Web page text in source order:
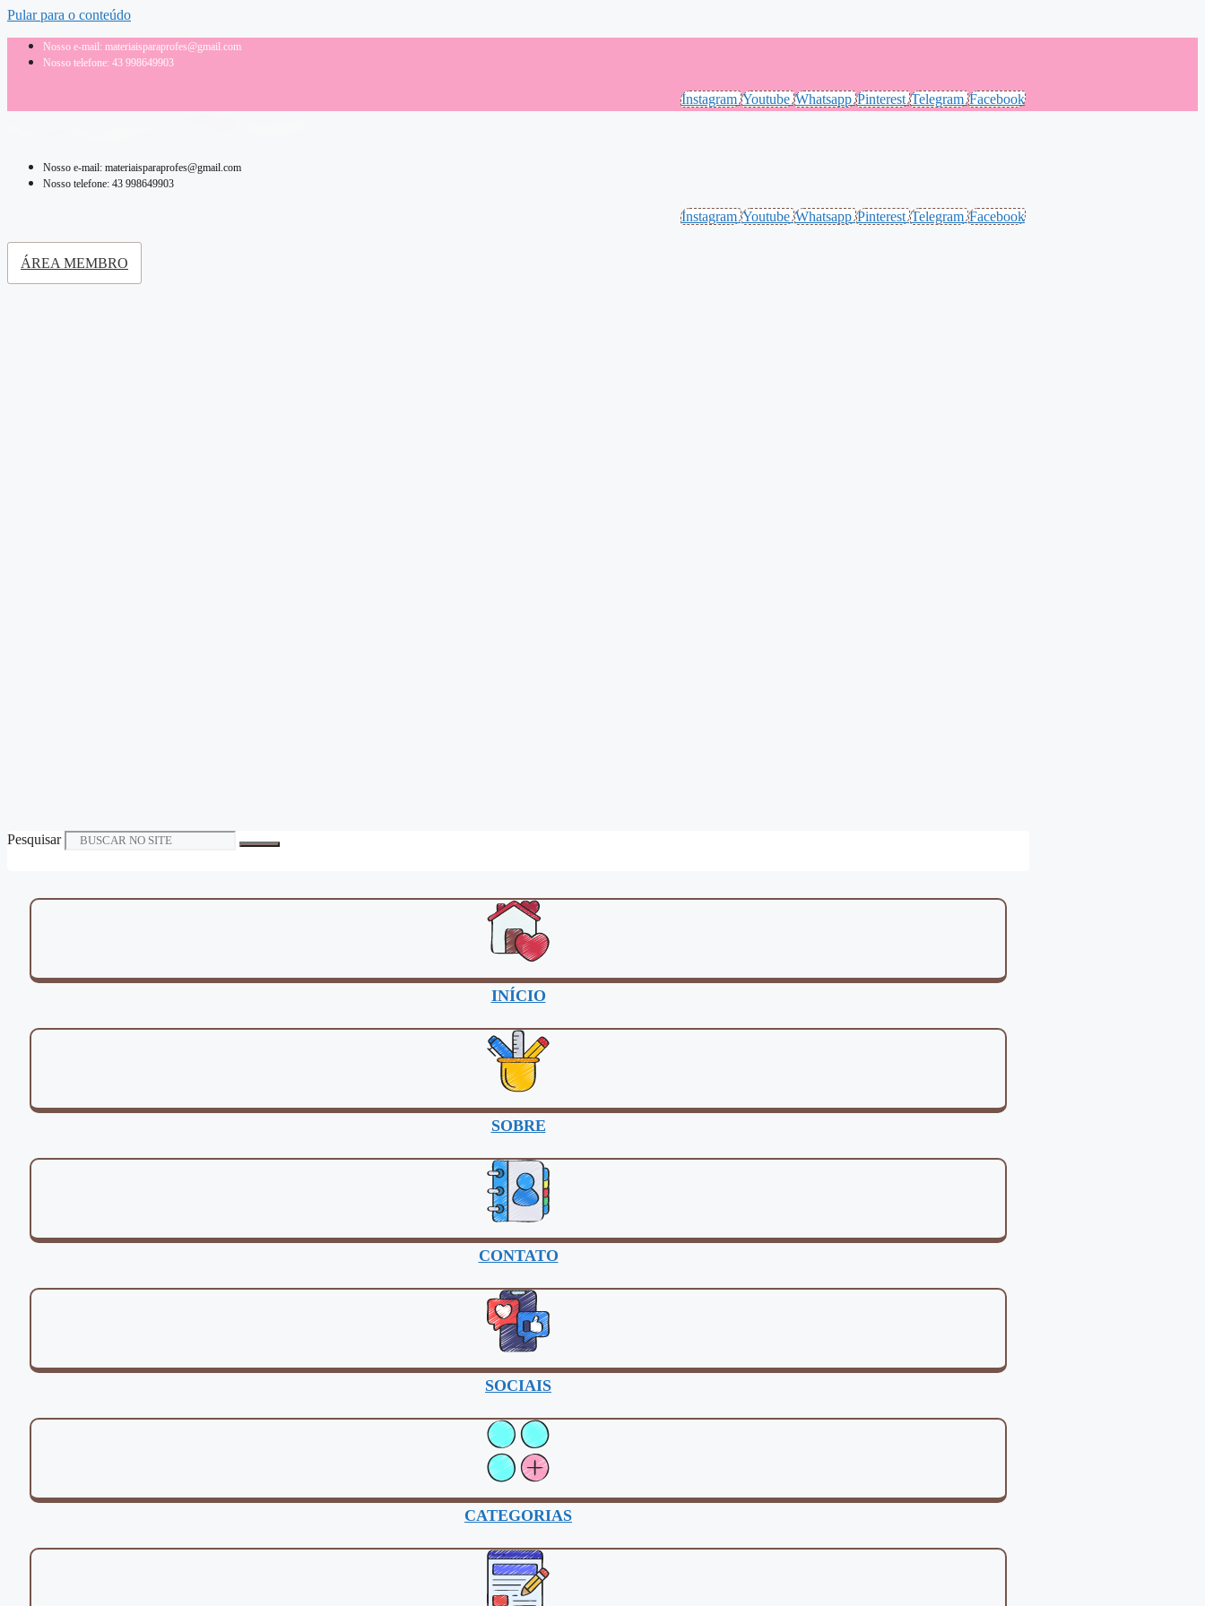
Pular para o conteúdo
Nosso e-mail: materiaisparaprofes@gmail.com
Nosso telefone: 43 998649903
Instagram Youtube Whatsapp Pinterest Telegram Facebook
Nosso e-mail: materiaisparaprofes@gmail.com
Nosso telefone: 43 998649903
Instagram Youtube Whatsapp Pinterest Telegram Facebook
ÁREA MEMBRO
Pesquisar
INÍCIO
SOBRE
CONTATO
SOCIAIS
CATEGORIAS